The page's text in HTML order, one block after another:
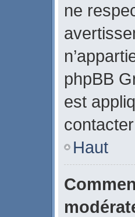
ne
phpBB
est
Haut